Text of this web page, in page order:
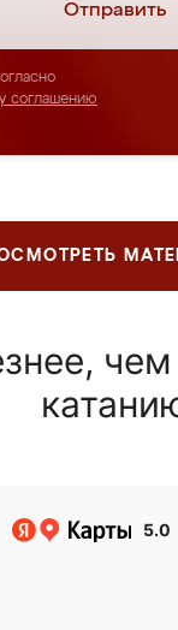
Отправить
соглашению
5.0